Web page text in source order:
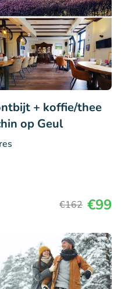
+ koffie/thee
op Geul
€162 €99